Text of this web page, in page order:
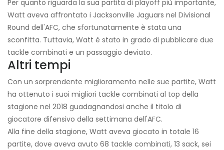
Per quanto riguarda la sua partita di playoff più importante,
Watt aveva affrontato i Jacksonville Jaguars nel Divisional
Round dell'AFC, che sfortunatamente è stata una
sconfitta. Tuttavia, Watt è stato in grado di pubblicare due
tackle combinati e un passaggio deviato.
Altri tempi
Con un sorprendente miglioramento nelle sue partite, Watt
ha ottenuto i suoi migliori tackle combinati al top della
stagione nel 2018 guadagnandosi anche il titolo di
giocatore difensivo della settimana dell'AFC.
Alla fine della stagione, Watt aveva giocato in totale 16
partite, dove aveva avuto 68 tackle combinati, 13 sack, sei